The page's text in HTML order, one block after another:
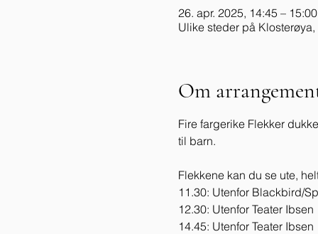
26. apr. 2025, 14:45 – 15:00
Ulike steder på
Om
Fire fargerike Flekker
til barn.
Flekkene kan du se ute,
11.30: Utenfor Blackbird/
12.30: Utenfor Teater Ibsen
14.45: Utenfor Teater Ibsen